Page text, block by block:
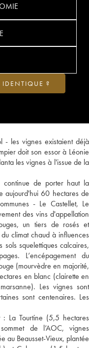
- les vignes existaient déjà
doit son essor à Léonie
les vignes à l'issue de la
continue de porter haut la
aujourd'hui 60 hectares de
- Le Castellet, Le
des vins d'appellation
un tiers de rosés et
climat chaud à influences
squelettiques calcaires,
L’encépagement du
(mourvèdre en majorité,
en blanc (clairette en
Les vignes sont
sont centenaires. Les
La Tourtine (5,5 hectares
de l’AOC, vignes
au Beausset-Vieux, plantée
?